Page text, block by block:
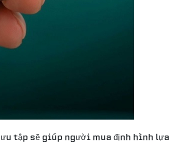
tập sẽ giúp người mua định hình lựa